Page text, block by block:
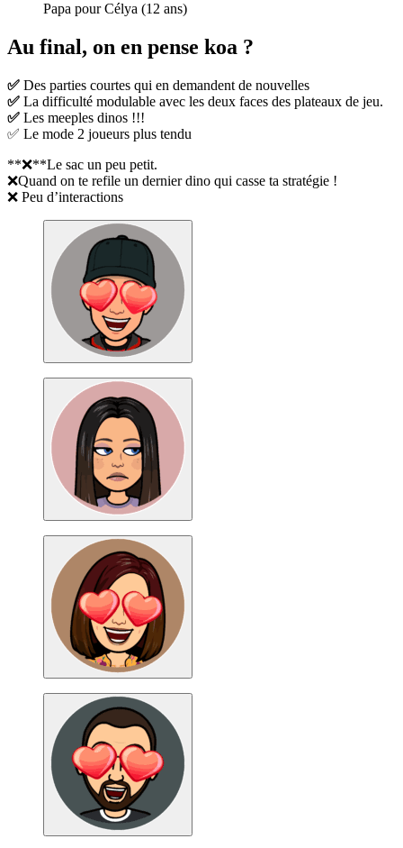
Papa pour Célya (12 ans)
Au final, on en pense koa ?
✅ Des parties courtes qui en demandent de nouvelles
✅ La difficulté modulable avec les deux faces des plateaux de jeu.
✅ Les meeples dinos !!!
✅ Le mode 2 joueurs plus tendu
**❌**Le sac un peu petit.
❌Quand on te refile un dernier dino qui casse ta stratégie !
❌ Peu d’interactions